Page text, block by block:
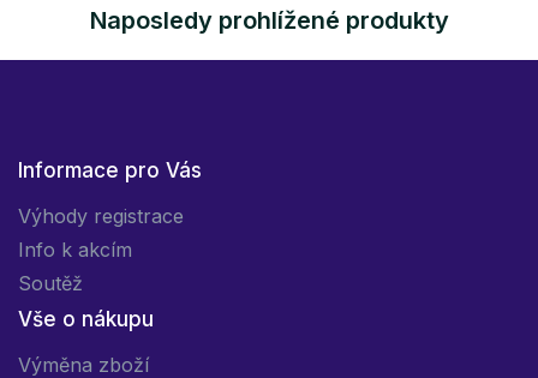
Naposledy prohlížené produkty
Informace pro Vás
Výhody registrace
Info k akcím
Soutěž
Vše o nákupu
Výměna zboží